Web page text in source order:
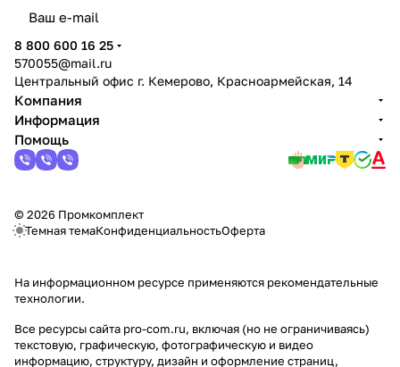
8 800 600 16 25
570055@mail.ru
Центральный офис г. Кемерово, Красноармейская, 14
Компания
Информация
Помощь
© 2026 Промкомплект
Темная темаКонфиденциальностьОферта
На информационном ресурсе применяются рекомендательные
технологии.
Все ресурсы сайта pro-com.ru, включая (но не ограничиваясь)
текстовую, графическую, фотографическую и видео
информацию, структуру, дизайн и оформление страниц,